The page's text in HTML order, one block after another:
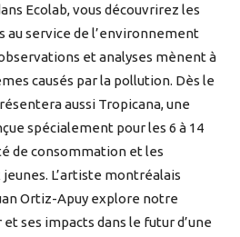
Ecolab, vous découvrirez les
au service de l’environnement
et analyses mènent à
causés par la pollution. Dès le
aussi Tropicana, une
spécialement pour les 6 à 14
de consommation et les
L’artiste montréalais
Ortiz-Apuy explore notre
ses impacts dans le futur d’une